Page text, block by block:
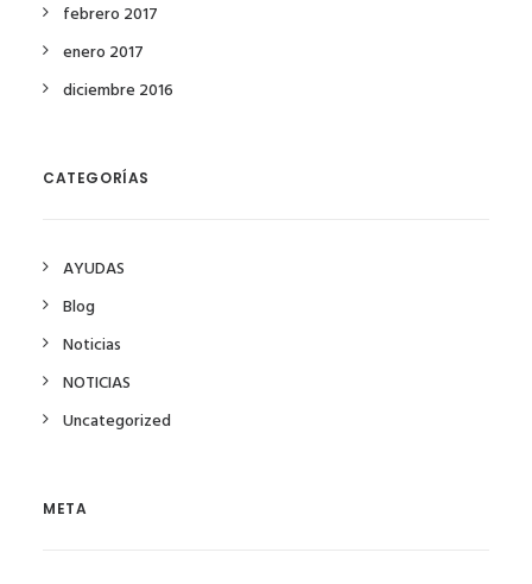
febrero 2017
enero 2017
diciembre 2016
CATEGORÍAS
AYUDAS
Blog
Noticias
NOTICIAS
Uncategorized
META